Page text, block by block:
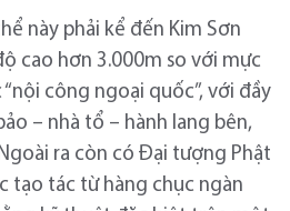
này phải kể đến Kim Sơn
cao hơn 3.000m so với mực
công ngoại quốc”, với đầy
– nhà tổ – hành lang bên,
ra còn có Đại tượng Phật
tạo tác từ hàng chục ngàn